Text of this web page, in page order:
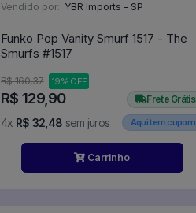
Vendido por: YBR Imports - SP
Funko Pop Vanity Smurf 1517 - The
Smurfs #1517
R$ 160,37 19% OFF
R$ 129,90
4x R$ 32,48 sem juros
Frete Grátis
Aqui tem cupom
Carrinho